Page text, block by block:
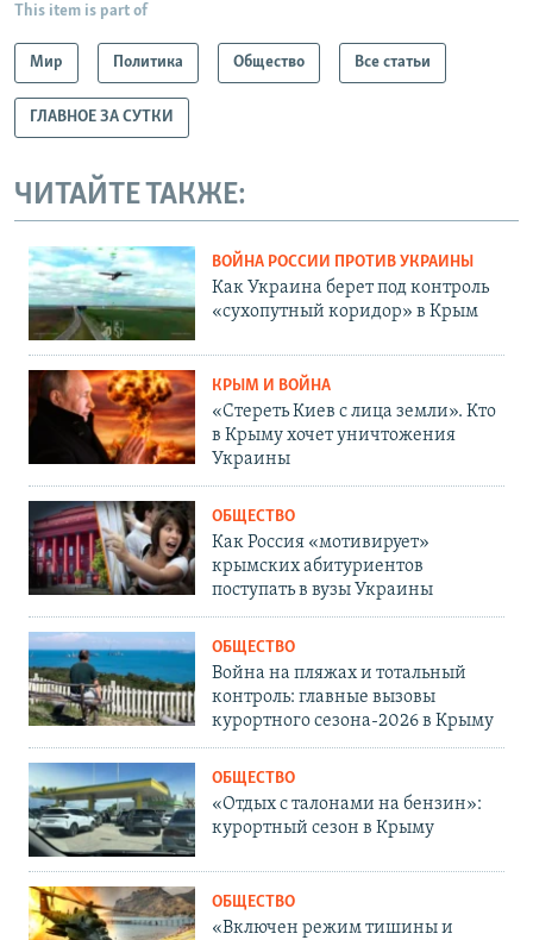
This item is part of
Мир Политика Общество Все статьи
ГЛАВНОЕ ЗА СУТКИ
ЧИТАЙТЕ ТАКЖЕ:
ВОЙНА РОССИИ ПРОТИВ УКРАИНЫ
Как Украина берет под контроль
«сухопутный коридор» в Крым
КРЫМ И ВОЙНА
«Стереть Киев с лица земли». Кто
в Крыму хочет уничтожения
Украины
ОБЩЕСТВО
Как Россия «мотивирует»
крымских абитуриентов
поступать в вузы Украины
ОБЩЕСТВО
Война на пляжах и тотальный
контроль: главные вызовы
курортного сезона-2026 в Крыму
ОБЩЕСТВО
«Отдых с талонами на бензин»:
курортный сезон в Крыму
ОБЩЕСТВО
«Включен режим тишины и